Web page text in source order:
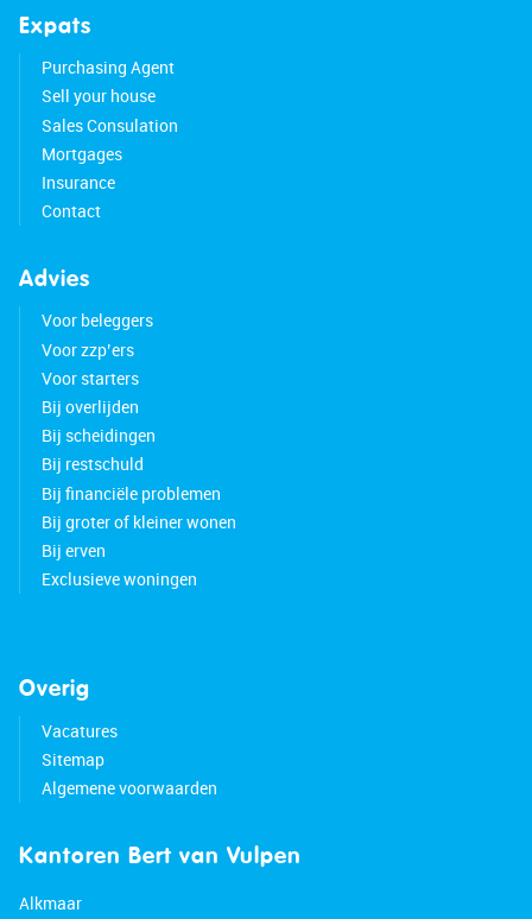
Expats
Purchasing Agent
Sell your house
Sales Consulation
Mortgages
Insurance
Contact
Advies
Voor beleggers
Voor zzp’ers
Voor starters
Bij overlijden
Bij scheidingen
Bij restschuld
Bij financiële problemen
Bij groter of kleiner wonen
Bij erven
Exclusieve woningen
Overig
Vacatures
Sitemap
Algemene voorwaarden
Kantoren Bert van Vulpen
Alkmaar